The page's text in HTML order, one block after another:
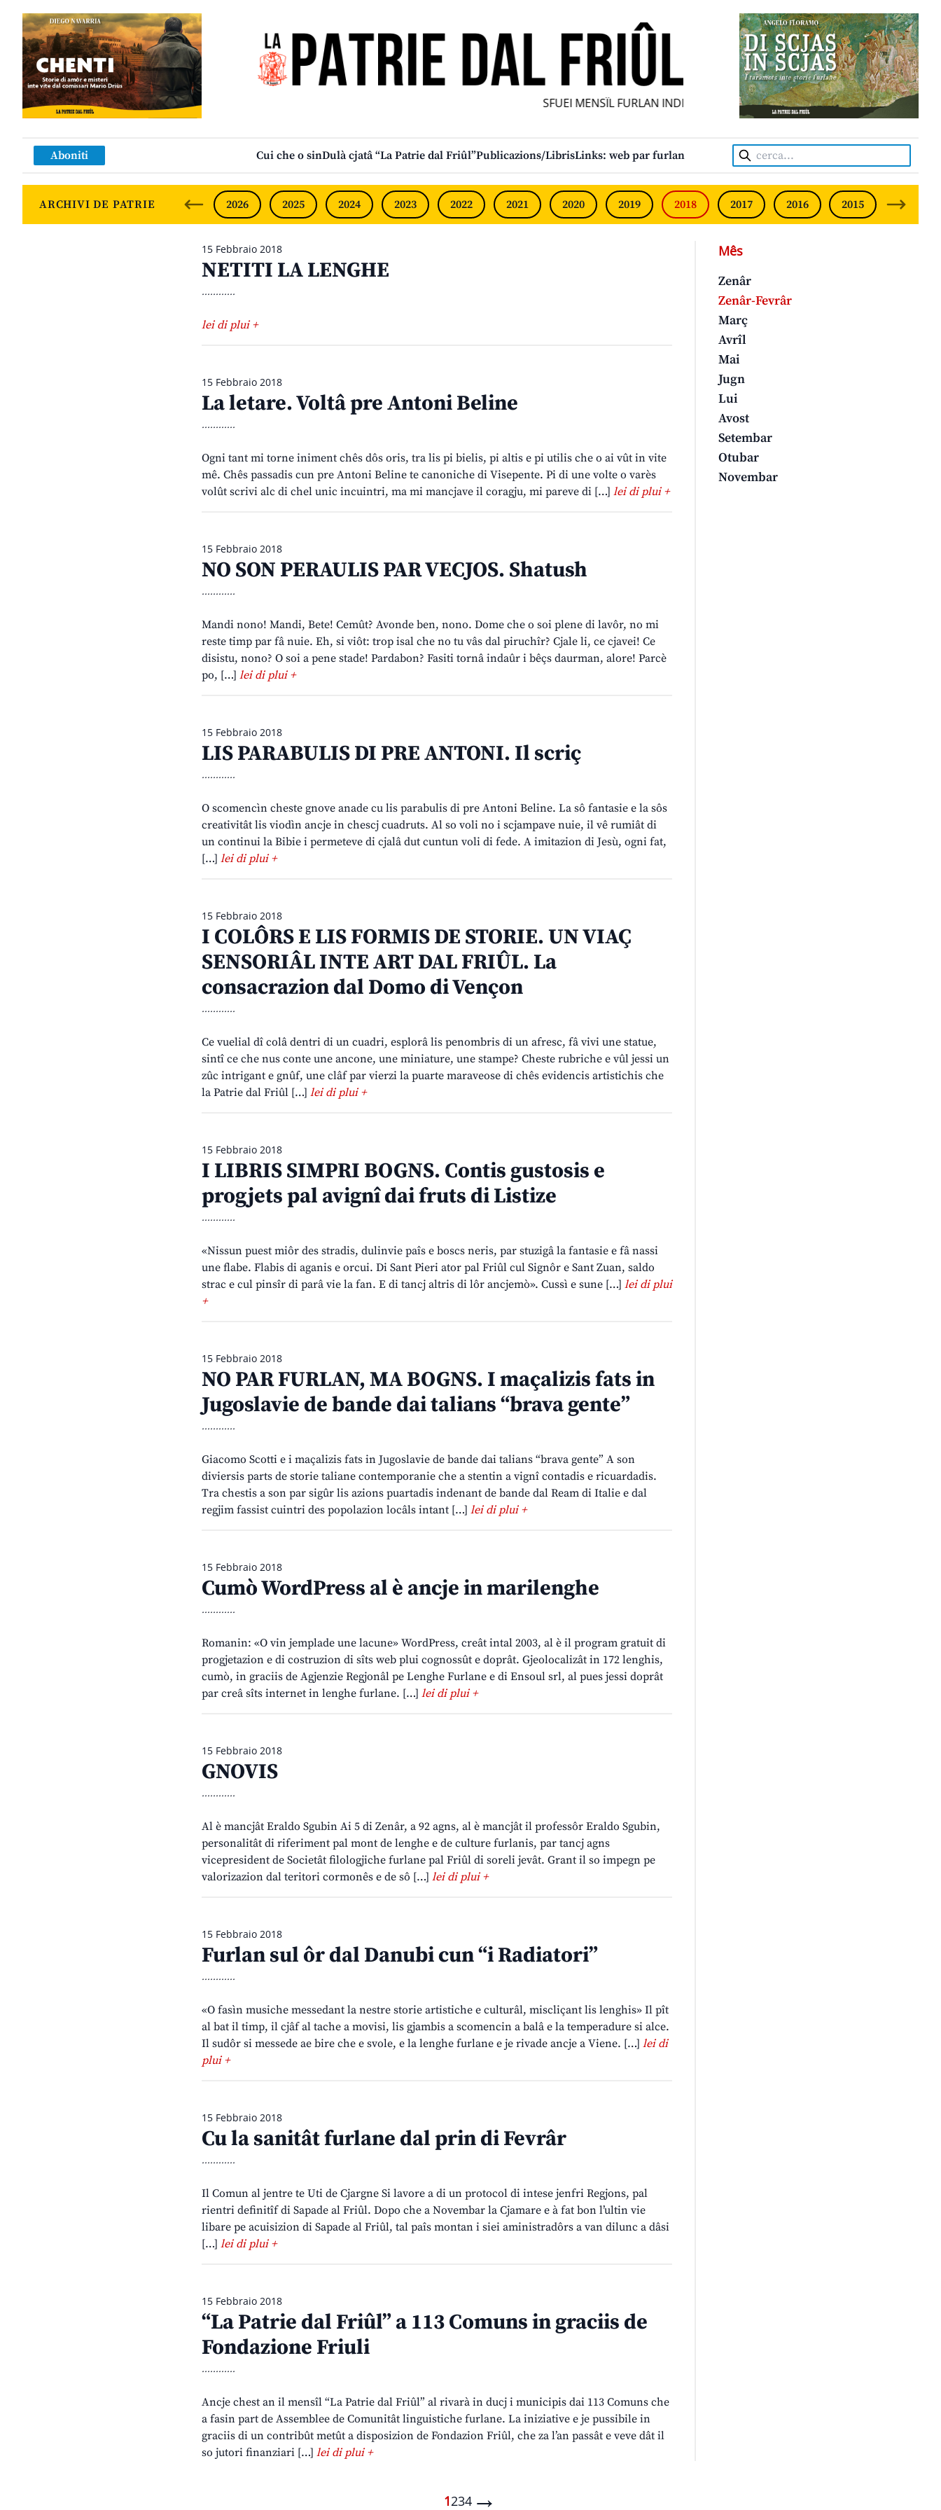
SFUEI MENSÎL FURLAN INDIPENDENT • INDEPENDENT FRIULIAN MONTHLY •
Aboniti Cui che o sinDulà cjatâ “La Patrie dal Friûl”Publicazions/LibrisLinks: web par furlan Cerca:
ARCHIVI DE PATRIE 2026 2025 2024 2023 2022 2021 2020 2019 2018 2017 2016 2015 2014
15 Febbraio 2018
NETITI LA LENGHE
............
lei di plui +
15 Febbraio 2018
La letare. Voltâ pre Antoni Beline
............
Ogni tant mi torne iniment chês dôs oris, tra lis pi bielis, pi altis e pi utilis che o ai vût in vite
mê. Chês passadis cun pre Antoni Beline te canoniche di Visepente. Pi di une volte o varès
volût scrivi alc di chel unic incuintri, ma mi mancjave il coragju, mi pareve di […] lei di plui +
15 Febbraio 2018
NO SON PERAULIS PAR VECJOS. Shatush
............
Mandi nono! Mandi, Bete! Cemût? Avonde ben, nono. Dome che o soi plene di lavôr, no mi
reste timp par fâ nuie. Eh, si viôt: trop isal che no tu vâs dal piruchîr? Cjale li, ce cjavei! Ce
disistu, nono? O soi a pene stade! Pardabon? Fasiti tornâ indaûr i bêçs daurman, alore! Parcè
po, […] lei di plui +
15 Febbraio 2018
LIS PARABULIS DI PRE ANTONI. Il scriç
............
O scomencìn cheste gnove anade cu lis parabulis di pre Antoni Beline. La sô fantasie e la sôs
creativitât lis viodìn ancje in chescj cuadruts. Al so voli no i scjampave nuie, il vê rumiât di
un continui la Bibie i permeteve di cjalâ dut cuntun voli di fede. A imitazion di Jesù, ogni fat,
[…] lei di plui +
15 Febbraio 2018
I COLÔRS E LIS FORMIS DE STORIE. UN VIAÇ
SENSORIÂL INTE ART DAL FRIÛL. La
consacrazion dal Domo di Vençon
............
Ce vuelial dî colâ dentri di un cuadri, esplorâ lis penombris di un afresc, fâ vivi une statue,
sintî ce che nus conte une ancone, une miniature, une stampe? Cheste rubriche e vûl jessi un
zûc intrigant e gnûf, une clâf par vierzi la puarte maraveose di chês evidencis artistichis che
la Patrie dal Friûl […] lei di plui +
15 Febbraio 2018
I LIBRIS SIMPRI BOGNS. Contis gustosis e
progjets pal avignî dai fruts di Listize
............
«Nissun puest miôr des stradis, dulinvie paîs e boscs neris, par stuzigâ la fantasie e fâ nassi
une flabe. Flabis di aganis e orcui. Di Sant Pieri ator pal Friûl cul Signôr e Sant Zuan, saldo
strac e cul pinsîr di parâ vie la fan. E di tancj altris di lôr ancjemò». Cussì e sune […] lei di plui
+
15 Febbraio 2018
NO PAR FURLAN, MA BOGNS. I maçalizis fats in
Jugoslavie de bande dai talians “brava gente”
............
Giacomo Scotti e i maçalizis fats in Jugoslavie de bande dai talians “brava gente” A son
diviersis parts de storie taliane contemporanie che a stentin a vignî contadis e ricuardadis.
Tra chestis a son par sigûr lis azions puartadis indenant de bande dal Ream di Italie e dal
regjim fassist cuintri des popolazion locâls intant […] lei di plui +
15 Febbraio 2018
Cumò WordPress al è ancje in marilenghe
............
Romanin: «O vin jemplade une lacune» WordPress, creât intal 2003, al è il program gratuit di
progjetazion e di costruzion di sîts web plui cognossût e doprât. Gjeolocalizât in 172 lenghis,
cumò, in graciis de Agjenzie Regjonâl pe Lenghe Furlane e di Ensoul srl, al pues jessi doprât
par creâ sîts internet in lenghe furlane. […] lei di plui +
15 Febbraio 2018
GNOVIS
............
Al è mancjât Eraldo Sgubin Ai 5 di Zenâr, a 92 agns, al è mancjât il professôr Eraldo Sgubin,
personalitât di riferiment pal mont de lenghe e de culture furlanis, par tancj agns
vicepresident de Societât filologjiche furlane pal Friûl di soreli jevât. Grant il so impegn pe
valorizazion dal teritori cormonês e de sô […] lei di plui +
15 Febbraio 2018
Furlan sul ôr dal Danubi cun “i Radiatori”
............
«O fasìn musiche messedant la nestre storie artistiche e culturâl, miscliçant lis lenghis» Il pît
al bat il timp, il cjâf al tache a movisi, lis gjambis a scomencin a balâ e la temperadure si alce.
Il sudôr si messede ae bire che e svole, e la lenghe furlane e je rivade ancje a Viene. […] lei di
plui +
15 Febbraio 2018
Cu la sanitât furlane dal prin di Fevrâr
............
Il Comun al jentre te Uti de Cjargne Si lavore a di un protocol di intese jenfri Regjons, pal
rientri definitîf di Sapade al Friûl. Dopo che a Novembar la Cjamare e à fat bon l’ultin vie
libare pe acuisizion di Sapade al Friûl, tal paîs montan i siei aministradôrs a van dilunc a dâsi
[…] lei di plui +
15 Febbraio 2018
“La Patrie dal Friûl” a 113 Comuns in graciis de
Fondazione Friuli
............
Ancje chest an il mensîl “La Patrie dal Friûl” al rivarà in ducj i municipis dai 113 Comuns che
a fasin part de Assemblee de Comunitât linguistiche furlane. La iniziative e je pussibile in
graciis di un contribût metût a disposizion de Fondazion Friûl, che za l’an passât e veve dât il
so jutori finanziari […] lei di plui +
Mês
Zenâr
Zenâr-Fevrâr
Març
Avrîl
Mai
Jugn
Lui
Avost
Setembar
Otubar
Novembar
1234 →